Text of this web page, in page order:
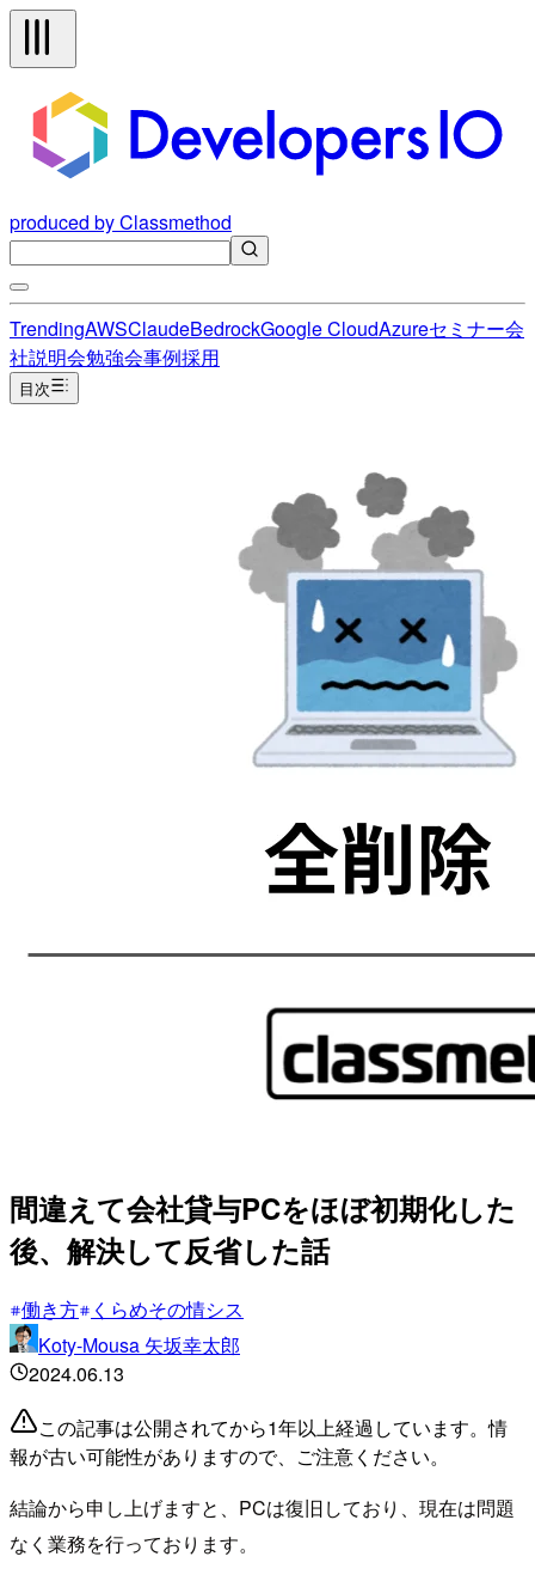
produced by Classmethod
TrendingAWSClaudeBedrockGoogle CloudAzureセミナー会
社説明会勉強会事例採用
目次
間違えて会社貸与PCをほぼ初期化した
後、解決して反省した話
働き方
くらめその情シス
Koty-Mousa 矢坂幸太郎
2024.06.13
この記事は公開されてから1年以上経過しています。情
報が古い可能性がありますので、ご注意ください。
結論から申し上げますと、PCは復旧しており、現在は問題
なく業務を行っております。